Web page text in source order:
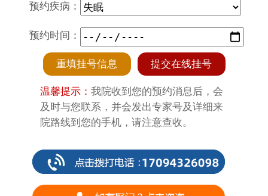
预约疾病：
预约时间：
重填挂号信息 提交在线挂号
温馨提示：我院收到您的预约消息后，会
及时与您联系，并会发出专家号及详细来
院路线到您的手机，请注意查收。